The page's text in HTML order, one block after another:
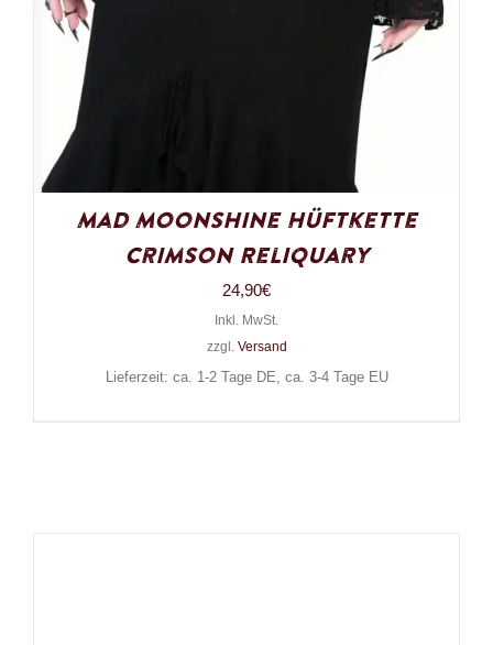
Mad Moonshine Hüftkette
Crimson Reliquary
24,90€
Inkl. MwSt.
zzgl. Versand
Lieferzeit: ca. 1-2 Tage DE, ca. 3-4 Tage EU